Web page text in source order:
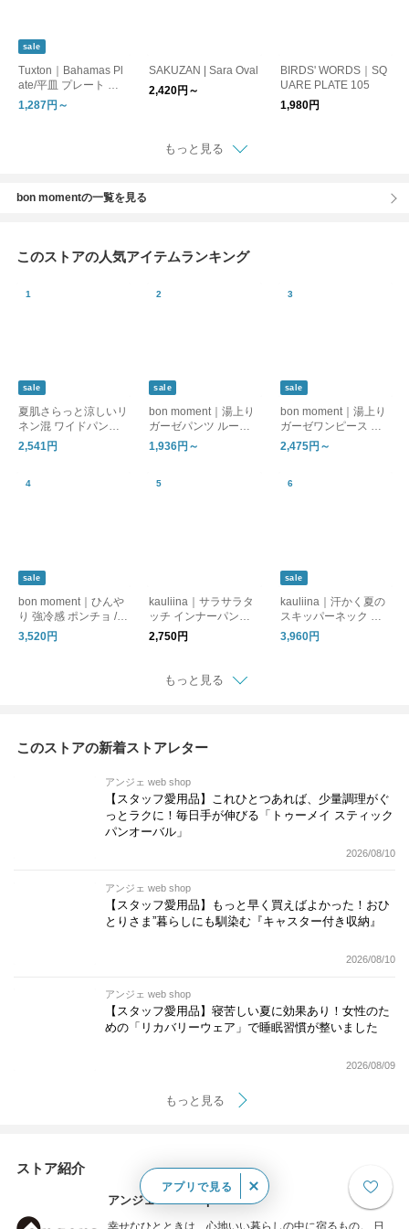
sale
Tuxton｜Bahamas Pl
ate/平皿 プレート ダ
イナーウェア
1,287円～
SAKUZAN | Sara Oval
2,420円～
BIRDS' WORDS｜SQ
UARE PLATE 105
1,980円
もっと見る
bon momentの一覧を見る
このストアの人気アイテムランキング
sale
夏肌さらっと涼しいリ
ネン混 ワイドパンツ /
洗える コットンリネ
ン ベイカーワイドパ
2,541円
sale
bon moment｜湯上り
ガーゼパンツ ルーム
パンツ
1,936円～
sale
bon moment｜湯上り
ガーゼワンピース ル
ームワンピース
2,475円～
sale
bon moment｜ひんや
り 強冷感 ポンチョ / C
OOLIC[R] 接触冷感 持
続冷感 UVカット99％
3,520円
kauliina｜サラサラタ
ッチ インナーパンツ
吸水速乾 接触冷感 日
本製
2,750円
sale
kauliina｜汗かく夏の
スキッパーネック ワ
ンピース ／ 持続消臭
UVカット スピードク
3,960円
もっと見る
このストアの新着ストアレター
アンジェ web shop
【スタッフ愛用品】これひとつあれば、少量調理がぐ
っとラクに！毎日手が伸びる「トゥーメイ スティック
パンオーバル」
2026/08/10
アンジェ web shop
【スタッフ愛用品】もっと早く買えばよかった！おひ
とりさま”暮らしにも馴染む『キャスター付き収納』
2026/08/10
アンジェ web shop
【スタッフ愛用品】寝苦しい夏に効果あり！女性のた
めの「リカバリーウェア」で睡眠習慣が整いました
2026/08/09
もっと見る
ストア紹介
アンジェ web shop
アプリで見る